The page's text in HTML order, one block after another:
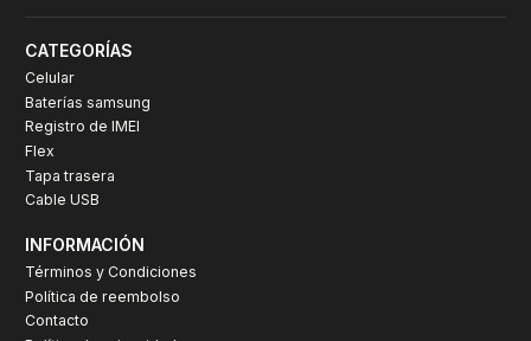
CATEGORÍAS
Celular
Baterías samsung
Registro de IMEI
Flex
Tapa trasera
Cable USB
INFORMACIÓN
Términos y Condiciones
Política de reembolso
Contacto